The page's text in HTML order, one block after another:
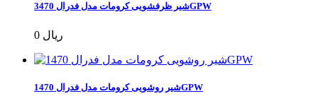
شیر ظرفشویی کرومات مدل فدرال 3470GPW
0 ریال
شیر روشویی کرومات مدل فدرال 1470GPW